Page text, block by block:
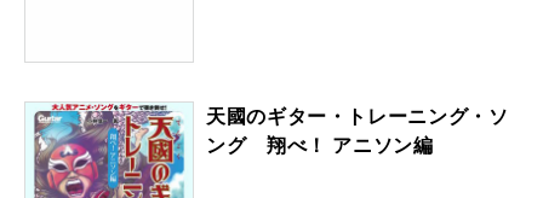
天國のギター・トレーニング・ソ
ング 翔べ！ アニソン編